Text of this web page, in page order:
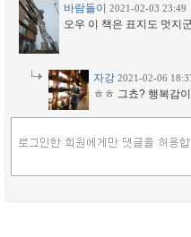
바람돌이 2021-02-03 23:49
오우 이 책은 표지도 멋지
자강 2021-02-06
ㅎㅎ 그쵸? 행복감